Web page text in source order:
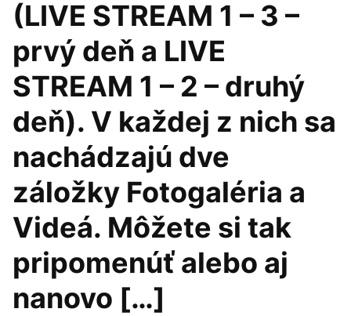
(LIVE STREAM 1 – 3 –
prvý deň a LIVE
STREAM 1 – 2 – druhý
deň). V každej z nich sa
nachádzajú dve
záložky Fotogaléria a
Videá. Môžete si tak
pripomenúť alebo aj
nanovo […]